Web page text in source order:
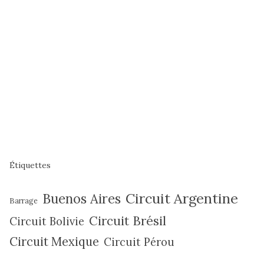
Étiquettes
Barrage Buenos Aires Circuit Argentine
Circuit Bolivie Circuit Brésil
Circuit Mexique Circuit Pérou